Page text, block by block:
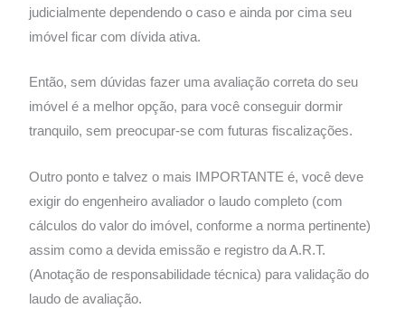
judicialmente dependendo o caso e ainda por cima seu
imóvel ficar com dívida ativa.
Então, sem dúvidas fazer uma avaliação correta do seu
imóvel é a melhor opção, para você conseguir dormir
tranquilo, sem preocupar-se com futuras fiscalizações.
Outro ponto e talvez o mais IMPORTANTE é, você deve
exigir do engenheiro avaliador o laudo completo (com
cálculos do valor do imóvel, conforme a norma pertinente)
assim como a devida emissão e registro da A.R.T.
(Anotação de responsabilidade técnica) para validação do
laudo de avaliação.